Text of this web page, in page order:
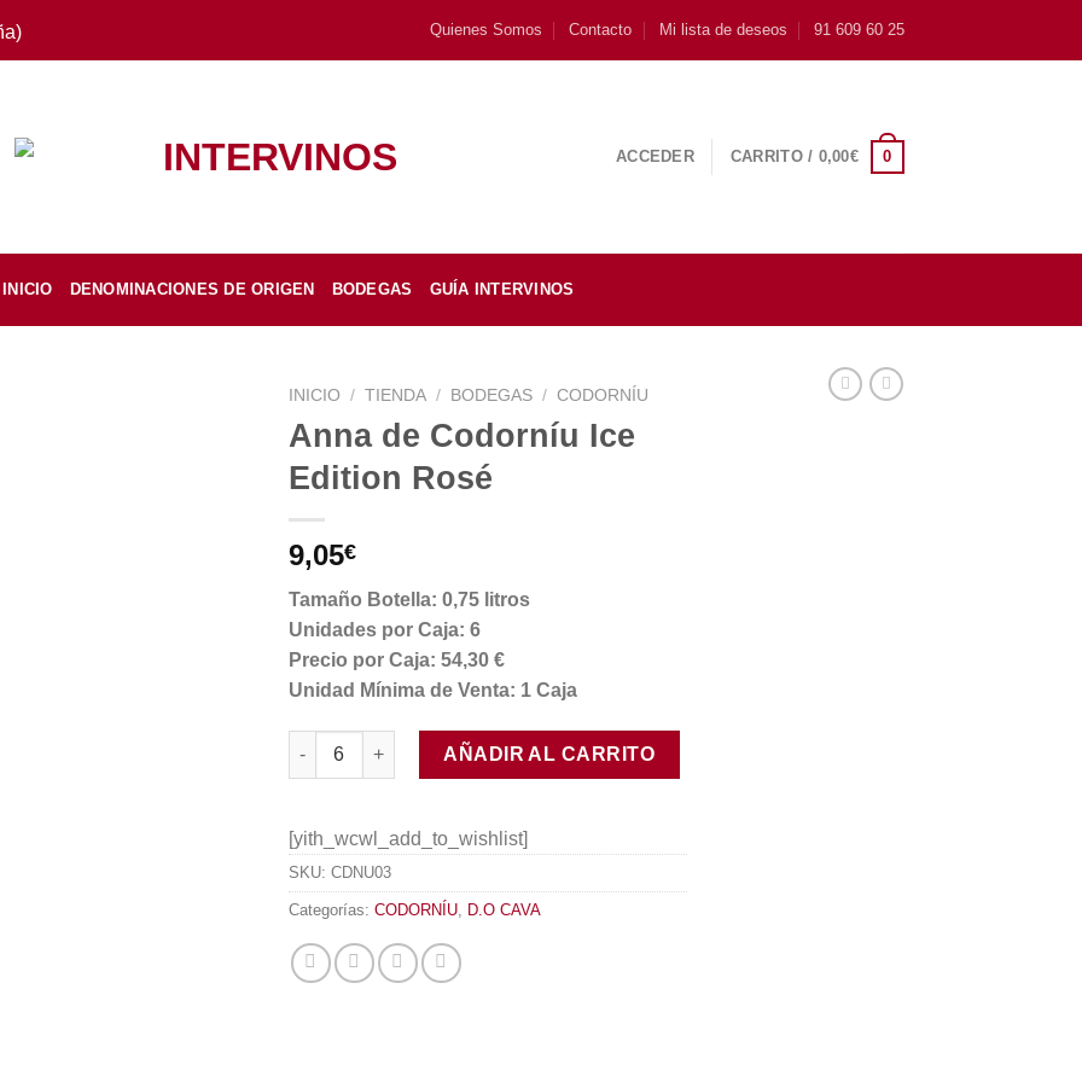
Quienes Somos Contacto Mi lista de deseos 91 609 60 25
ACCEDER CARRITO / 0,00€ 0
INICIO DENOMINACIONES DE ORIGEN BODEGAS GUÍA INTERVINOS
INICIO / TIENDA / BODEGAS / CODORNÍU
Anna de Codorníu Ice
Edition Rosé
9,05€
Tamaño Botella: 0,75 litros
Unidades por Caja: 6
Precio por Caja: 54,30 €
Unidad Mínima de Venta: 1 Caja
Anna de Codorníu Ice Edition Rosé cantidad
AÑADIR AL CARRITO
[yith_wcwl_add_to_wishlist]
SKU: CDNU03
Categorías: CODORNÍU D.O CAVA